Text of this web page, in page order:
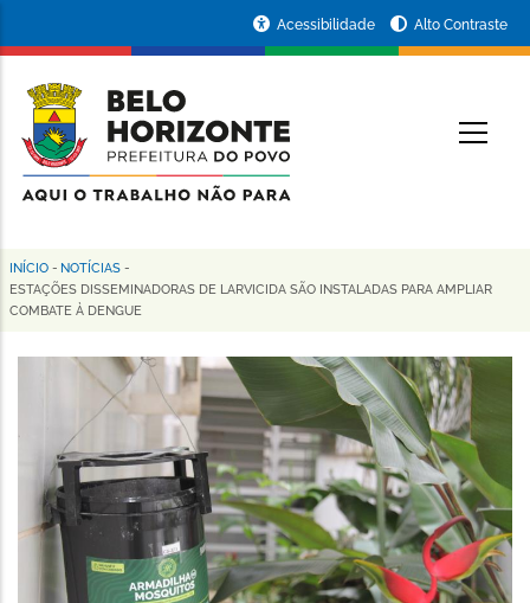
conteúdo
principal
da
Prefeitura
de
Horizonte
Acessibilidade Alto Contraste
Trilha
de
navegação
INÍCIO - NOTÍCIAS -
ESTAÇÕES DISSEMINADORAS DE LARVICIDA SÃO INSTALADAS PARA AMPLIAR
COMBATE À DENGUE